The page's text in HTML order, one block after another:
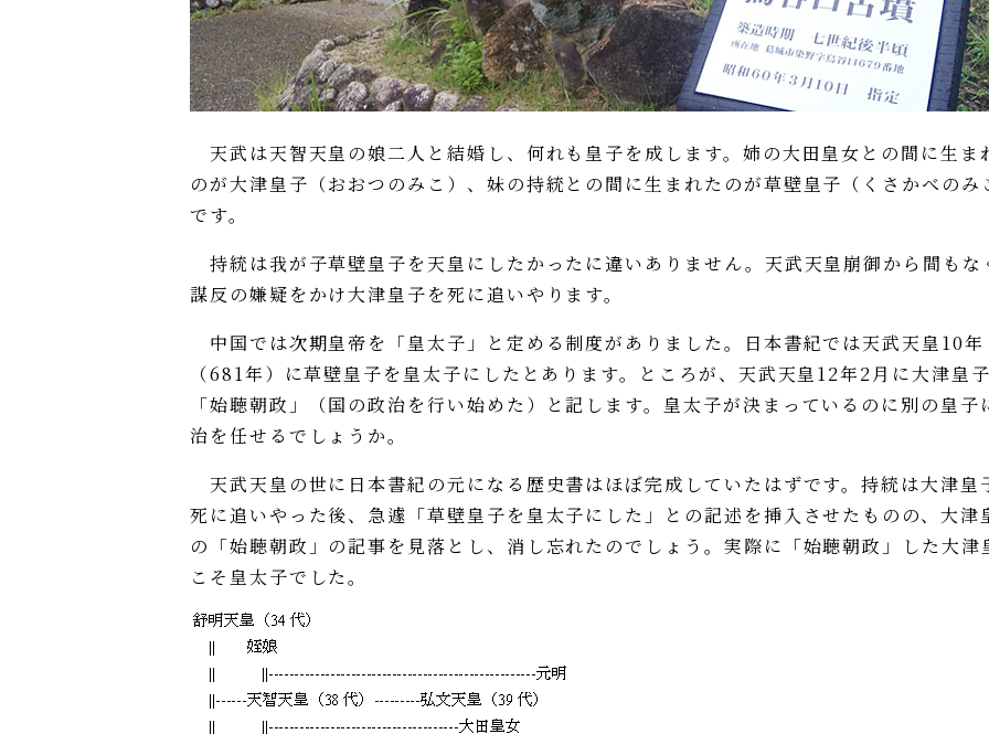
天武は天智天皇の娘二人と結婚し、何れも皇子を成します。姉の大田皇女との間に生ま
のが大津皇子（おおつのみこ）、妹の持統との間に生まれたのが草壁皇子（くさかべのみ
です。
持統は我が子草壁皇子を天皇にしたかったに違いありません。天武天皇崩御から間もな
謀反の嫌疑をかけ大津皇子を死に追いやります。
中国では次期皇帝を「皇太子」と定める制度がありました。日本書紀では天武天皇10年
（681年）に草壁皇子を皇太子にしたとあります。ところが、天武天皇12年2月に大津皇
「始聴朝政」（国の政治を行い始めた）と記します。皇太子が決まっているのに別の皇子
治を任せるでしょうか。
天武天皇の世に日本書紀の元になる歴史書はほぼ完成していたはずです。持統は大津皇
死に追いやった後、急遽「草壁皇子を皇太子にした」との記述を挿入させたものの、大津
の「始聴朝政」の記事を見落とし、消し忘れたのでしょう。実際に「始聴朝政」した大津
こそ皇太子でした。